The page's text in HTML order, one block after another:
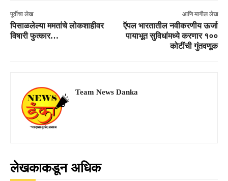
पूर्वीचा लेख
पिसाळलेल्या ममतांचे लोकशाहीवर
विषारी फुत्कार…
आणि मागील लेख
ऍपल भारतातील नवीकरणीय ऊर्जा
पायाभूत सुविधांमध्ये करणार १००
कोटींची गुंतवणूक
Team News Danka
लेखकाकडून अधिक